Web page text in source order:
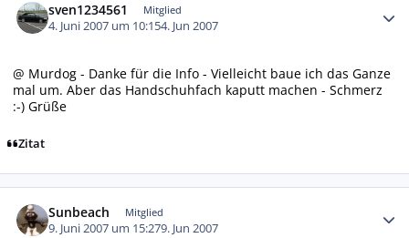
sven1234561 Mitglied
4. Juni 2007 um 10:154. Jun 2007
@ Murdog - Danke für die Info - Vielleicht baue ich das Ganze
mal um. Aber das Handschuhfach kaputt machen - Schmerz
:-) Grüße
Zitat
Sunbeach Mitglied
9. Juni 2007 um 15:279. Jun 2007